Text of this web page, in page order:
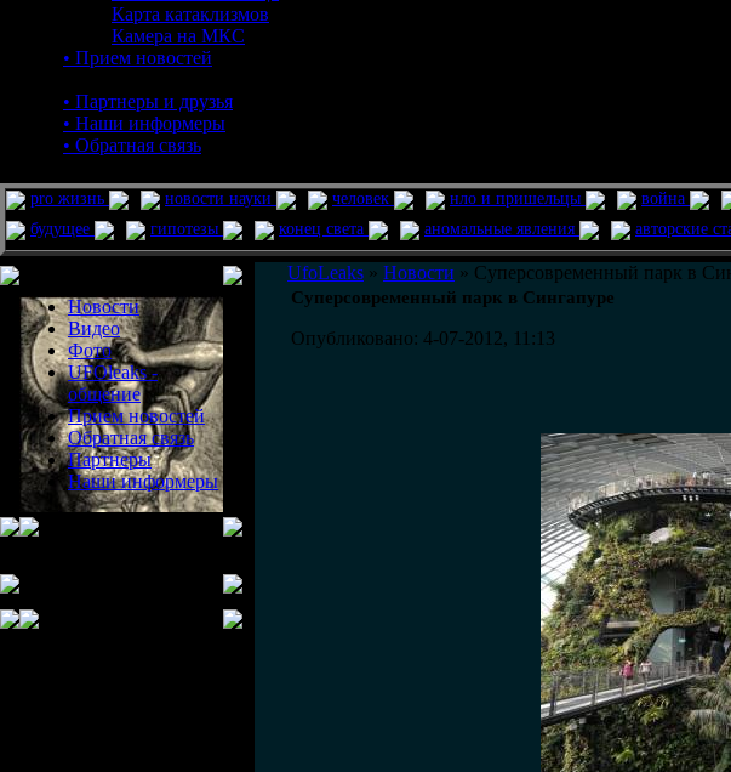
Карта катаклизмов
Камера на МКС
• Прием новостей
• Партнеры и друзья
• Наши информеры
• Обратная связь
pro жизнь новости науки человек нло и пришельцы война
будущее
гипотезы конец света аномальные явления авторские
Новости
Видео
Фото
UFOleaks -
общение
Прием новостей
Обратная связь
Партнеры
Наши информеры
UfoLeaks » Новости » Суперсовременный парк в
Суперсовременный парк в Сингапуре
Опубликовано: 4-07-2012, 11:13